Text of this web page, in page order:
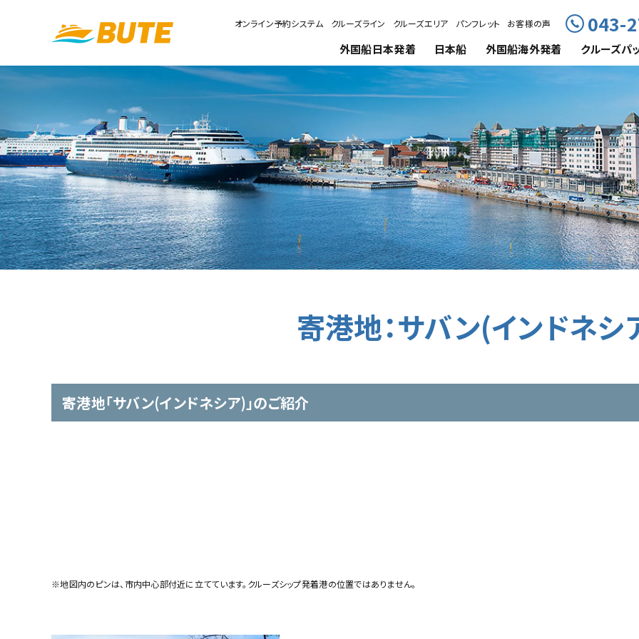
外国船日本発着 日本船 外国船海外発着 クルーズパ
オンライン予約システム クルーズライン クルーズエリア パンフレット お客様の声 043-
寄港地：サバン(インドネシ
寄港地「サバン(インドネシア)」のご紹介
※地図内のピンは、市内中心部付近に立てています。クルーズシップ発着港の位置ではありません。